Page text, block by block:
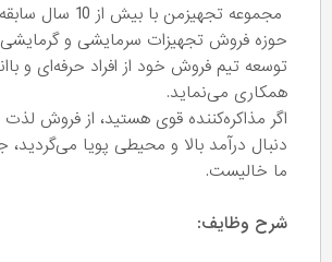
مجموعه تجهیزمن با
حوزه فروش تجهیزات سرمایشی و
توسعه تیم فروش خود از افراد حرفه‌ای و
همکاری می‌نماید.
اگر مذاکره‌کننده قوی هستید، از فروش لذت
دنبال درآمد بالا و محیطی پویا
ما خالیست.
شرح وظایف: